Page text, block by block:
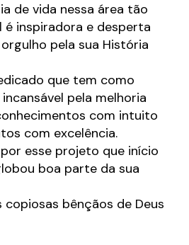
de vida nessa área tão
é inspiradora e desperta
pela sua História
que tem como
pela melhoria
com intuito
com excelência.
esse projeto que início
boa parte da sua
copiosas bênçãos de Deus